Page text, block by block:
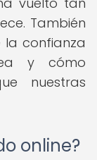
También
confianza
y cómo
nuestras
online?